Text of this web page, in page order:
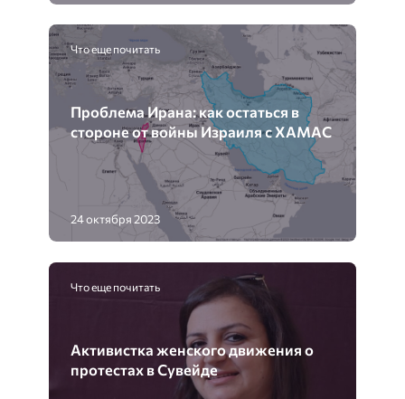
Что еще почитать
Проблема Ирана: как остаться в
стороне от войны Израиля с ХАМАС
24 октября 2023
Что еще почитать
Активистка женского движения о
протестах в Сувейде